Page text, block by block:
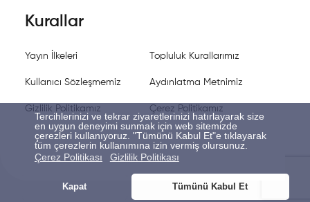
Tercihlerinizi ve tekrar ziyaretlerinizi hatırlayarak size
en uygun deneyimi sunmak için web sitemizde
çerezleri kullanıyoruz. "Tümünü Kabul Et"e tıklayarak
tüm çerezlerin kullanımına izin vermiş olursunuz.
Çerez Politikası
Gizlilik Politikası
Kapat Tümünü Kabul Et
Kurallar
Yayın İlkeleri Topluluk Kurallarımız
Kullanıcı Sözleşmemiz Aydınlatma Metnimiz
Gizlilik Politikamız Çerez Politikamız